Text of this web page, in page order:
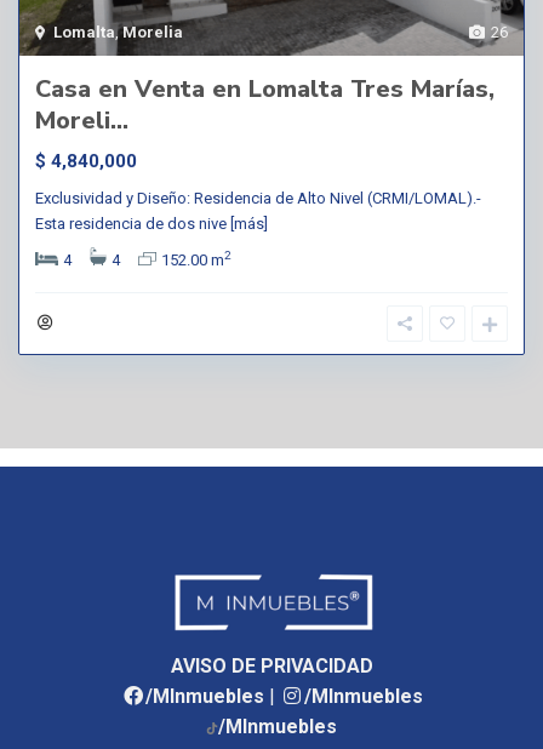
26
Lomalta ,Morelia
Casa en Venta en Lomalta Tres Marías,
Moreli...
$ 4,840,000
Exclusividad y Diseño: Residencia de Alto Nivel (CRMI/LOMAL).-
Esta residencia de dos nive [más]
4
4 152.00 m2
AVISO DE PRIVACIDAD
/MInmuebles |
/MInmuebles
/MInmuebles